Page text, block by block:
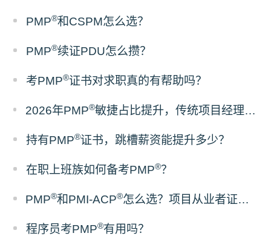
PMP®和CSPM怎么选？
PMP®续证PDU怎么攒？
考PMP®证书对求职真的有帮助吗？
2026年PMP®敏捷占比提升，传统项目经理该如何备考？
持有PMP®证书，跳槽薪资能提升多少？
在职上班族如何备考PMP®？
PMP®和PMI-ACP®怎么选？项目从业者证书报考建议
程序员考PMP®有用吗？